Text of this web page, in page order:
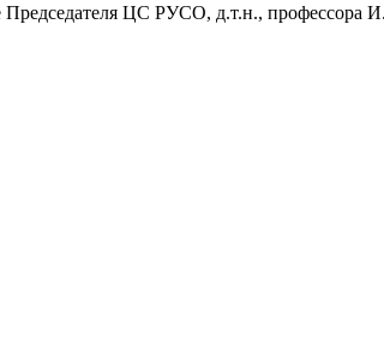
ЦС РУСО, д.т.н., профессора